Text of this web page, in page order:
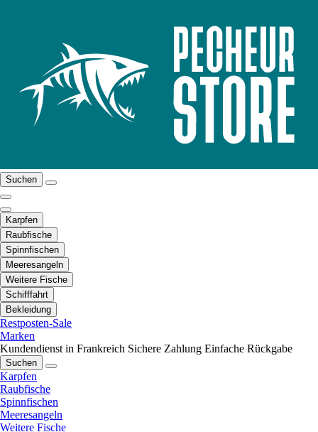
Suchen
Karpfen
Raubfische
Spinnfischen
Meeresangeln
Weitere Fische
Schifffahrt
Bekleidung
Restposten-Sale
Marken
Kundendienst in Frankreich Sichere Zahlung Einfache Rückgabe
Suchen
Karpfen
Raubfische
Spinnfischen
Meeresangeln
Weitere Fische